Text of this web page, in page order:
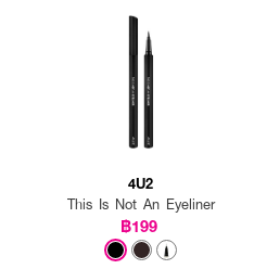
4U2
This Is Not An Eyeliner
฿199